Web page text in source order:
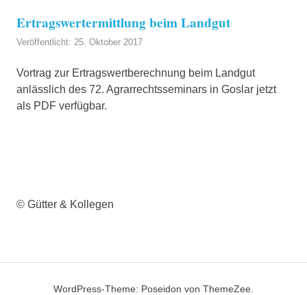
Ertragswertermittlung beim Landgut
Veröffentlicht: 25. Oktober 2017
Vortrag zur Ertragswertberechnung beim Landgut
anlässlich des 72. Agrarrechtsseminars in Goslar jetzt
als PDF verfügbar.
© Gütter & Kollegen
WordPress-Theme: Poseidon von ThemeZee.